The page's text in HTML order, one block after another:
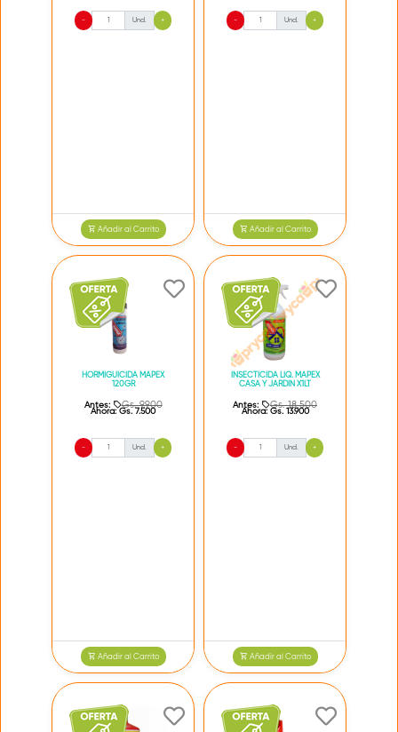
- Und. +
Añadir al Carrito
- Und. +
Añadir al Carrito
HORMIGUICIDA MAPEX
120GR
Antes: Gs. 9.900
Ahora:Gs. 7.500
- Und. +
Añadir al Carrito
INSECTICIDA LIQ. MAPEX
CASA Y JARDIN X1LT
Antes: Gs. 18.500
Ahora: Gs. 13.900
- Und. +
Añadir al Carrito